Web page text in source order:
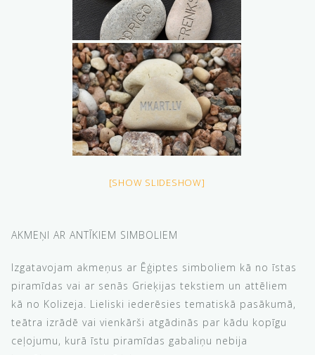
[SHOW SLIDESHOW]
AKMEŅI AR ANTĪKIEM SIMBOLIEM
Izgatavojam akmeņus ar Ēģiptes simboliem kā no īstas
piramīdas vai ar senās Grieķijas tekstiem un attēliem
kā no Kolizeja. Lieliski iederēsies tematiskā pasākumā,
teātra izrādē vai vienkārši atgādinās par kādu kopīgu
ceļojumu, kurā īstu piramīdas gabaliņu nebija